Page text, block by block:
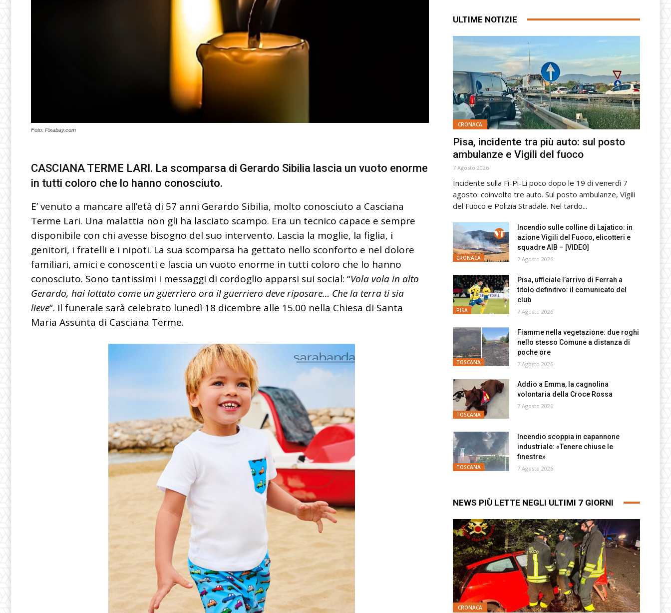
Foto: Pixabay.com
CASCIANA TERME LARI. La scomparsa di Gerardo Sibilia lascia un vuoto enorme
in tutti coloro che lo hanno conosciuto.
E’ venuto a mancare all’età di 57 anni Gerardo Sibilia, molto conosciuto a Casciana
Terme Lari. Una malattia non gli ha lasciato scampo. Era un tecnico capace e sempre
disponibile con chi avesse bisogno del suo intervento. Lascia la moglie, la figlia, i
genitori, i fratelli e i nipoti. La sua scomparsa ha gettato nello sconforto e nel dolore
familiari, amici e conoscenti e lascia un vuoto enorme in tutti coloro che lo hanno
conosciuto. Sono tantissimi i messaggi di cordoglio apparsi sui social: “Vola vola in alto
Gerardo, hai lottato come un guerriero ora il guerriero deve riposare… Che la terra ti sia
lieve“. Il funerale sarà celebrato lunedì 18 dicembre alle 15.00 nella Chiesa di Santa
Maria Assunta di Casciana Terme.
ULTIME NOTIZIE
CRONACA
Pisa, incidente tra più auto: sul posto
ambulanze e Vigili del fuoco
7 Agosto 2026
Incidente sulla Fi-Pi-Li poco dopo le 19 di venerdì 7
agosto: coinvolte tre auto. Sul posto ambulanze, Vigili
del Fuoco e Polizia Stradale. Nel tardo...
CRONACA
Incendio sulle colline di Lajatico: in
azione Vigili del Fuoco, elicotteri e
squadre AIB – [VIDEO]
7 Agosto 2026
PISA
Pisa, ufficiale l’arrivo di Ferrah a
titolo definitivo: il comunicato del
club
7 Agosto 2026
TOSCANA
Fiamme nella vegetazione: due roghi
nello stesso Comune a distanza di
poche ore
7 Agosto 2026
TOSCANA
Addio a Emma, la cagnolina
volontaria della Croce Rossa
7 Agosto 2026
TOSCANA
Incendio scoppia in capannone
industriale: «Tenere chiuse le
finestre»
7 Agosto 2026
NEWS PIÙ LETTE NEGLI ULTIMI 7 GIORNI
CRONACA